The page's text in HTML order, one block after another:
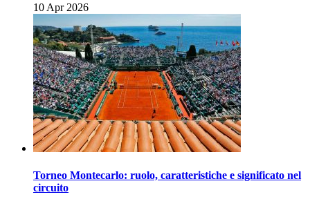
10 Apr 2026
Torneo Montecarlo: ruolo, caratteristiche e significato nel
circuito